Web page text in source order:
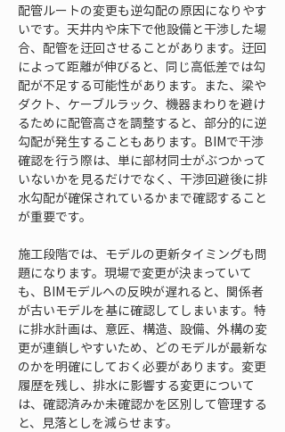
配管ルートの変更も逆勾配の原因になりやす
いです。天井内や床下で他設備と干渉した場
合、配管を迂回させることがあります。迂回
によって距離が伸びると、同じ高低差では勾
配が不足する可能性があります。また、梁や
ダクト、ケーブルラック、機器まわりを避け
るために配管高さを調整すると、部分的に逆
勾配が発生することもあります。BIMで干渉
確認を行う際は、単に部材同士がぶつかって
いないかを見るだけでなく、干渉回避後に排
水勾配が確保されているかまで確認すること
が重要です。
施工段階では、モデルの更新タイミングも問
題になります。現場で変更が決まっていて
も、BIMモデルへの反映が遅れると、関係者
が古いモデルを基に確認してしまいます。特
に排水計画は、意匠、構造、設備、外構の変
更が連鎖しやすいため、どのモデルが最新な
のかを明確にしておく必要があります。変更
履歴を残し、排水に影響する変更について
は、確認済みか未確認かを区別して管理する
と、見落としを減らせます。